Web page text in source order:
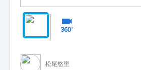
松尾悠里